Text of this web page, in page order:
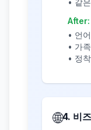
• 같
After:
• 언
• 가
• 정
🌐4. 비